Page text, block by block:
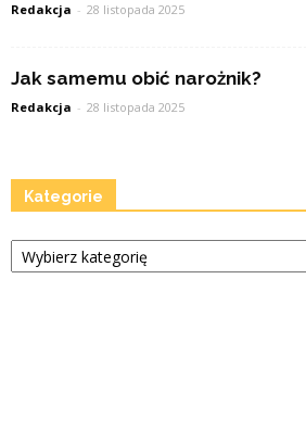
Redakcja - 28 listopada 2025
Jak samemu obić narożnik?
Redakcja - 28 listopada 2025
Kategorie
Kategorie